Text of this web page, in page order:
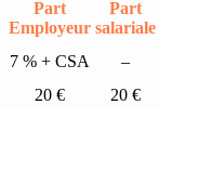
Part
Employeur
Part
salariale
7 % + CSA
–
20 € 20 €